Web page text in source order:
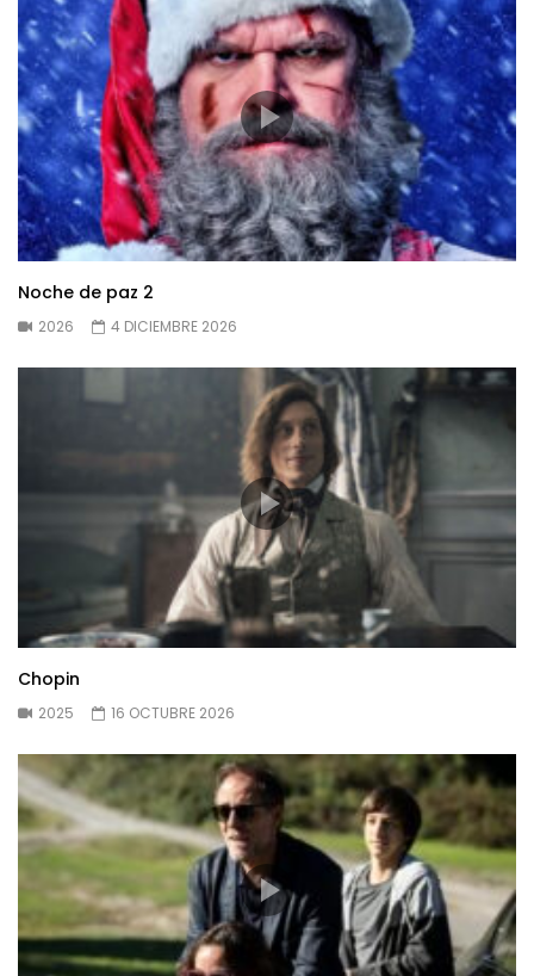
Noche de paz 2
2026 4 DICIEMBRE 2026
Chopin
2025 16 OCTUBRE 2026